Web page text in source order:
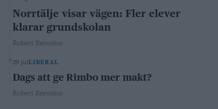
Norrtälje visar vägen: Fler elever
klarar grundskolan
Robert Beronius
29 julLIBERAL
Dags att ge Rimbo mer makt?
Robert Beronius